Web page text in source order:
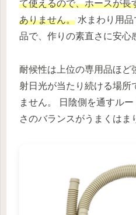
て使えるので、ホースが長
ありません。 水まわり用
品で、作りの素直さに安心
耐候性は上位の専用品ほど
射日光が当たり続ける場所
ません。 日陰側を通すル
さのバランスがうまくはま